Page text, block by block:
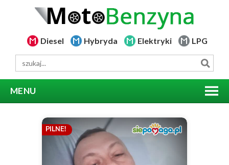
Diesel Hybryda Elektryki LPG
MENU